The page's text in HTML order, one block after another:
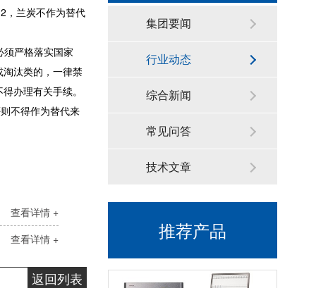
，兰炭不作为替代
须严格落实国家
淘汰类的，一律禁
办理有关手续。
不得作为替代来
查看详情 +
查看详情 +
返回列表
集团要闻
行业动态
综合新闻
常见问答
技术文章
推荐产品
德国斯派克台式直读光谱仪SPECTRO MAXx 电弧/火花OES金属分析仪